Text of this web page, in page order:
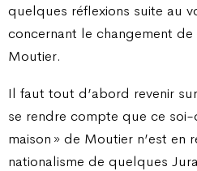
quelques réflexions suite au
concernant le changement
Moutier.
Il faut tout d’abord revenir
se rendre compte que ce
maison » de Moutier n’est en
nationalisme de quelques